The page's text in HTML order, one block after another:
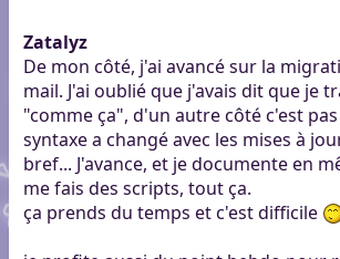
Zatalyz
De mon côté, j'ai avancé sur la
mail. J'ai oublié que j'avais dit que je
"comme ça", d'un autre côté c'est
syntaxe a changé avec les mises à
bref... J'avance, et je documente en
me fais des scripts, tout ça.
ça prends du temps et c'est difficile